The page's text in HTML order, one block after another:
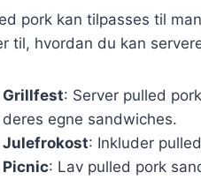
pork kan tilpasses til
til, hvordan du kan
Grillfest: Server pulled
deres egne sandwiches.
Julefrokost: Inkluder
Picnic: Lav pulled pork